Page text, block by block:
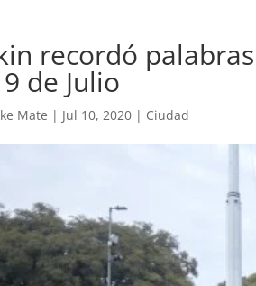
recordó
de Julio
Mate | Jul 10, 2020 | Ciudad